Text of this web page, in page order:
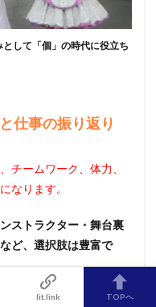
して「個」の時代に役立ち
仕事の振り返り
チームワーク、体力、
なります。
ストラクター・舞台裏
ど、選択肢は豊富で
lit.link TOPへ